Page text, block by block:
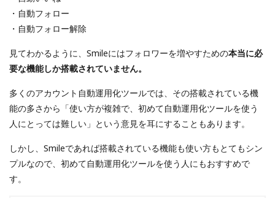
・自動フォロー
・自動フォロー解除
見てわかるように、Smileにはフォロワーを増やすための本当に必
要な機能しか搭載されていません。
多くのアカウント自動運用化ツールでは、その搭載されている機
能の多さから「使い方が複雑で、初めて自動運用化ツールを使う
人にとっては難しい」という意見を耳にすることもあります。
しかし、Smileであれば搭載されている機能も使い方もとてもシン
プルなので、初めて自動運用化ツールを使う人にもおすすめで
す。